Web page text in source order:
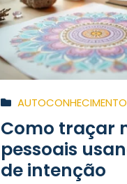
AUTOCONHECIMENTO
Como traçar
pessoais
de intenção